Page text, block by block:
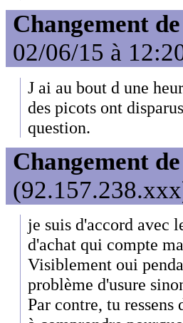
Changement
02/06/15 à
J ai au bout d une
des picots ont
question.
Changement
je suis d'accord avec
d'achat qui compte
Visiblement oui
problème d'usure
Par contre, tu